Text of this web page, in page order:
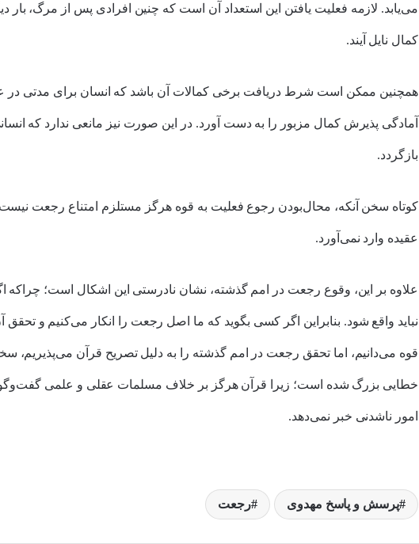
می‌یابد. لازمه فعلیت یافتن این استعداد آن است که چنین افرادی پس از مرگ، بار
کمال نایل آیند.
همچنین ممکن است شرط دریافت برخی کمالات آن باشد که انسان برای مدتی در
آمادگی پذیرش کمال مزبور را به دست آورد. در این صورت نیز مانعی ندارد که
بازگردد.
کوتاه سخن آنکه، محال‌بودن رجوع فعلیت به قوه هرگز مستلزم امتناع رجعت
عقیده وارد نمی‌آورد.
علاوه بر این، وقوع رجعت در امم گذشته، نشان نادرستی این اشکال است؛ چراکه
نباید واقع شود. بنابراین اگر کسی بگوید که ما اصل رجعت را انکار می‌کنیم و
قوه می‌دانیم، اما تحقق رجعت در امم گذشته را به دلیل تصریح قرآن می‌پذیریم،
خطایی بزرگ شده است؛ زیرا قرآن هرگز بر خلاف مسلمات عقلی و علمی گفت‌وگو
امور ناشدنی خبر نمی‌دهد.
پرسش و پاسخ مهدوی رجعت